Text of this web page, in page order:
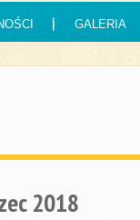
GALERIA
2018